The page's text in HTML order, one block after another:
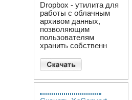
Dropbox - утилита для
работы с облачным
архивом данных,
позволяющим
пользователям
хранить собственн